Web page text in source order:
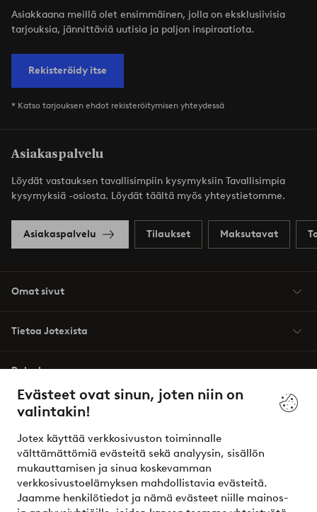
Evästeet ovat sinun, joten niin on
valintakin!
Jotex käyttää verkkosivuston toiminnalle
välttämättömiä evästeitä sekä analyysin, sisällön
mukauttamisen ja sinua koskevamman
verkkosivustoelämyksen mahdollistavia evästeitä.
Jaamme henkilötiedot ja nämä evästeet niille mainos-
Asiakkaana meillä olet ensimmäinen, jolla on eksklusiivisia
tarjouksia, jännittäviä uutisia ja paljon inspiraatiota.
Rekisteröidy itse
* Katso tarjouksen ehdot rekisteröitymisen yhteydessä
Asiakaspalvelu
Löydät vastauksen tavallisimpiin kysymyksiin Tavallisimpia
kysymyksiä -osiosta. Löydät täältä myös yhteystietomme.
Asiakaspalvelu Tilaukset Maksutavat
Omat sivut
Tietoa Jotexista
Palvelumme
Ehdot
Ystävät